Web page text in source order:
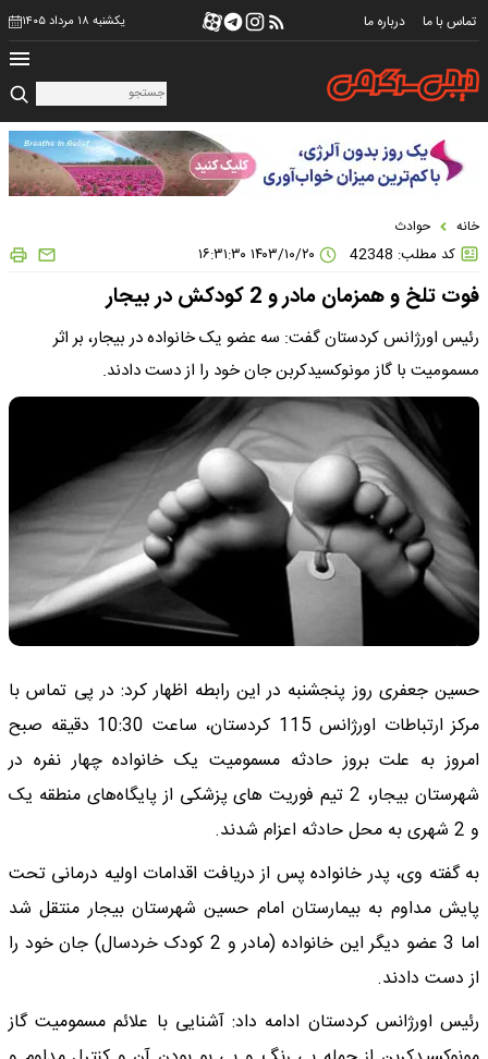
تماس با ما درباره ما یکشنبه ۱۸ مرداد ۱۴۰۵
خانه حوادث
کد مطلب: 42348
فوت تلخ و همزمان مادر و 2 کودکش در بیجار
رئیس اورژانس کردستان گفت: سه عضو یک خانواده در بیجار، بر اثر
مسمومیت با گاز مونوکسیدکربن جان خود را از دست دادند.
حسین جعفری روز پنجشنبه در این رابطه اظهار کرد: در پی تماس با
مرکز ارتباطات اورژانس 115 کردستان، ساعت 10:30 دقیقه صبح
امروز به علت بروز حادثه مسمومیت یک خانواده چهار نفره در
شهرستان بیجار، 2 تیم فوریت های پزشکی از پایگاه‌های منطقه یک
و 2 شهری به محل حادثه اعزام شدند.
به گفته وی، پدر خانواده پس از دریافت اقدامات اولیه درمانی تحت
پایش مداوم به بیمارستان امام حسین شهرستان بیجار منتقل شد
اما 3 عضو دیگر این خانواده (مادر و 2 کودک خردسال) جان خود را
از دست دادند.
رئیس اورژانس کردستان ادامه داد: آشنایی با علائم مسمومیت گاز